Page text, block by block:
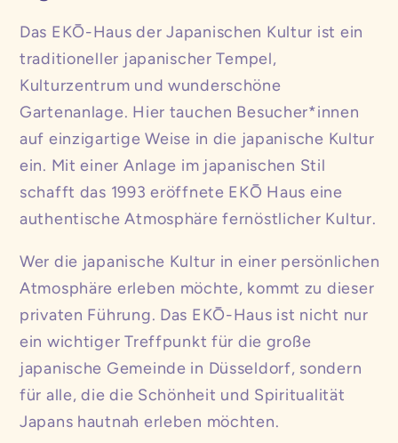
Das EKŌ-Haus der Japanischen Kultur ist ein
traditioneller japanischer Tempel,
Kulturzentrum und wunderschöne
Gartenanlage. Hier tauchen Besucher*innen
auf einzigartige Weise in die japanische Kultur
ein. Mit einer Anlage im japanischen Stil
schafft das 1993 eröffnete EKŌ Haus eine
authentische Atmosphäre fernöstlicher Kultur.
Wer die japanische Kultur in einer persönlichen
Atmosphäre erleben möchte, kommt zu dieser
privaten Führung. Das EKŌ-Haus ist nicht nur
ein wichtiger Treffpunkt für die große
japanische Gemeinde in Düsseldorf, sondern
für alle, die die Schönheit und Spiritualität
Japans hautnah erleben möchten.